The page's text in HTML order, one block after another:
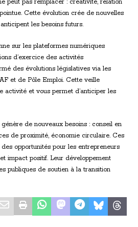
peut pas remplacer : créativité, relation
Cette évolution crée de nouvelles
les besoins futurs.
sur les plateformes numériques
d’exercice des activités
des évolutions législatives via les
et de Pôle Emploi. Cette veille
activité et vous permet d’anticiper les
de nouveaux besoins : conseil en
de proximité, économie circulaire. Ces
opportunités pour les entrepreneurs
impact positif. Leur développement
publiques de soutien à la transition